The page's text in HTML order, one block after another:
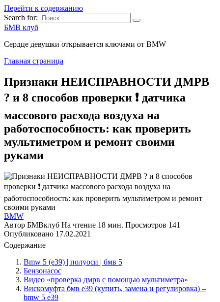
Перейти к содержанию
Search for:
БМВ клуб
Сердце девушки открывается ключами от BMW
Главная страница
Признаки НЕИСПРАВНОСТИ ДМРВ
? и 8 способов проверки ❗ датчика
массового расхода воздуха на
работоспособность: как проверить
мультиметром и ремонт своими
руками
BMW
Автор БМВклуб На чтение 18 мин. Просмотров 141
Опубликовано 17.02.2021
Содержание
Bmw 5 (e39) | полуоси | бмв 5
Бензонасос
Видео «проверка дмрв с помощью мультиметра»
Вискомуфта бмв е39 (купить, замена и регулировка) –
bmw 5 e39